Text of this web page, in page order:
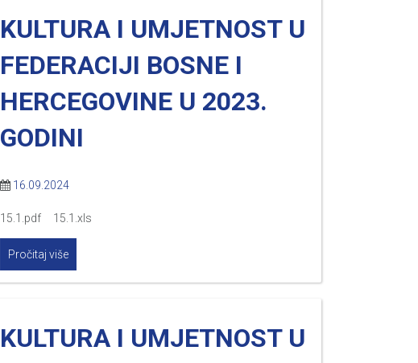
KULTURA I UMJETNOST U
FEDERACIJI BOSNE I
HERCEGOVINE U 2023.
GODINI
16.09.2024
15.1.pdf 15.1.xls
Pročitaj više
KULTURA I UMJETNOST U